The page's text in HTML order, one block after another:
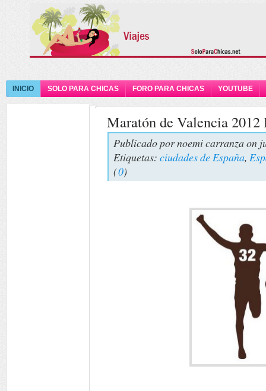
INICIO SOLO PARA CHICAS FORO PARA CHICAS YOUTUBE
Maratón de Valencia
Publicado pornoemi carranzaon
Etiquetas: ciudades de España,
(0)